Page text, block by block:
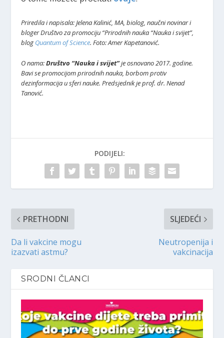
Priredila i napisala: Jelena Kalinić, MA, biolog, naučni novinar i
bloger Društvo za promociju “Prirodnih nauka “Nauka i svijet”,
blog Quantum of Science. Foto: Amer Kapetanović.
O nama:Društvo “Nauka i svijet”je osnovano 2017. godine.
Bavi se promocijom prirodnih nauka, borbom protiv
dezinformacija u sferi nauke. Predsjednik je prof. dr. Nenad
Tanović.
PODIJELI:
PRETHODNI
Da li vakcine mogu
izazvati astmu?
SLJEDEĆI
Neutropenija i
vakcinacija
SRODNI ČLANCI